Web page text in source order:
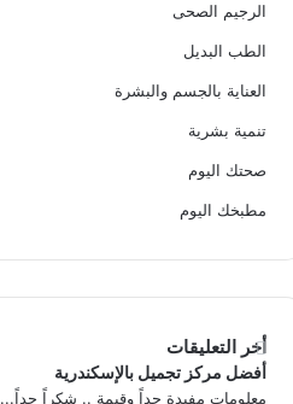
الرجيم الصحى
الطب البديل
العناية بالجسم والبشرة
تنمية بشرية
صحتك اليوم
مطبخك اليوم
أخر التعليقات
أفضل مركز تجميل بالإسكندرية
معلومات مفيدة جداً وقيمة .. شكراً جداً...